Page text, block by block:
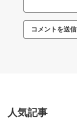
人気記事